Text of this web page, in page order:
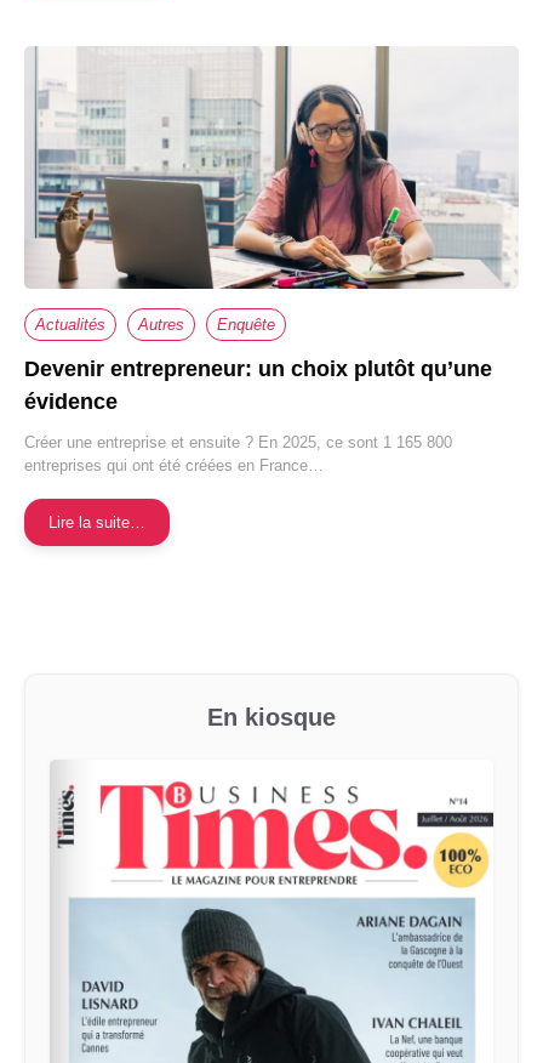
Actualités Autres Enquête
Devenir entrepreneur: un choix plutôt qu’une
évidence
Créer une entreprise et ensuite ? En 2025, ce sont 1 165 800
entreprises qui ont été créées en France…
Lire la suite…
En kiosque